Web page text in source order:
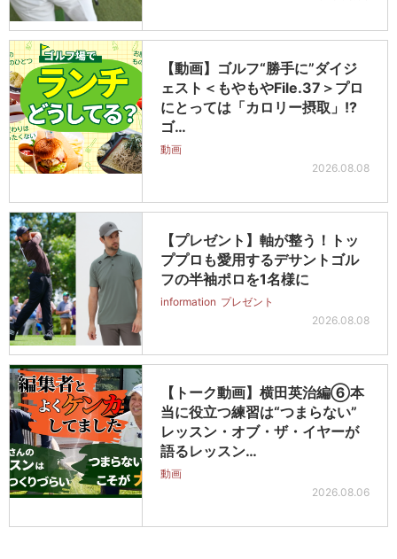
【動画】ゴルフ“勝手に”ダイジ
ェスト＜もやもやFile.37＞プロ
にとっては「カロリー摂取」!?
ゴ…
動画
2026.08.08
【プレゼント】軸が整う！トッ
ププロも愛用するデサントゴル
フの半袖ポロを1名様に
information プレゼント
2026.08.08
【トーク動画】横田英治編⑥本
当に役立つ練習は“つまらない”
レッスン・オブ・ザ・イヤーが
語るレッスン…
動画
2026.08.06